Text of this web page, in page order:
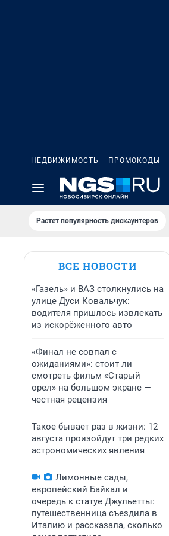
НЕДВИЖИМОСТЬ ПРОМОКОДЫ
Растет популярность дискаунтеров
ВСЕ НОВОСТИ
«Газель» и ВАЗ столкнулись на
улице Дуси Ковальчук:
водителя пришлось извлекать
из искорёженного авто
«Финал не совпал с
ожиданиями»: стоит ли
смотреть фильм «Старый
орел» на большом экране —
честная рецензия
Такое бывает раз в жизни: 12
августа произойдут три редких
астрономических явления
Лимонные сады,
европейский Байкал и
очередь к статуе Джульетты:
путешественница съездила в
Италию и рассказала, сколько